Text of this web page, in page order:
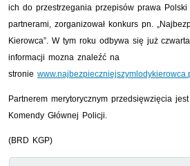
ich do przestrzegania przepisów prawa Polski
partnerami, zorganizował konkurs pn.
Kierowca”. W tym roku odbywa się już
informacji mozna znaleźć na
stronie
Partnerem merytorycznym przedsięwzięcia
Komendy Głównej Policji.
(BRD KGP)